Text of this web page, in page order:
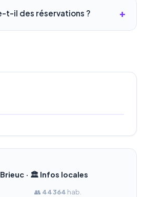
t-il des réservations ?
· 🏛️ Infos locales
👥 44 364 hab.